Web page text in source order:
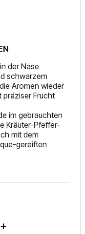
der Nase
schwarzem
Aromen wieder
präziser Frucht
im gebrauchten
Kräuter-Pfeffer-
mit dem
gereiften
+